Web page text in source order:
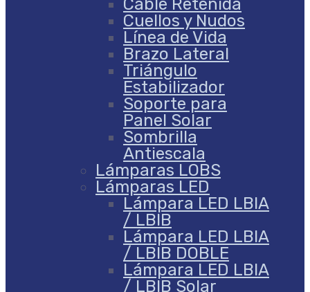
Cable Retenida
Cuellos y Nudos
Línea de Vida
Brazo Lateral
Triángulo
Estabilizador
Soporte para
Panel Solar
Sombrilla
Antiescala
Lámparas LOBS
Lámparas LED
Lámpara LED LBIA
/ LBIB
Lámpara LED LBIA
/ LBIB DOBLE
Lámpara LED LBIA
/ LBIB Solar